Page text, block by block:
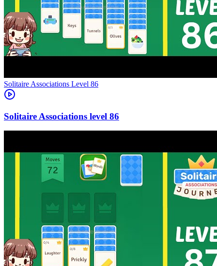
Level 86
86